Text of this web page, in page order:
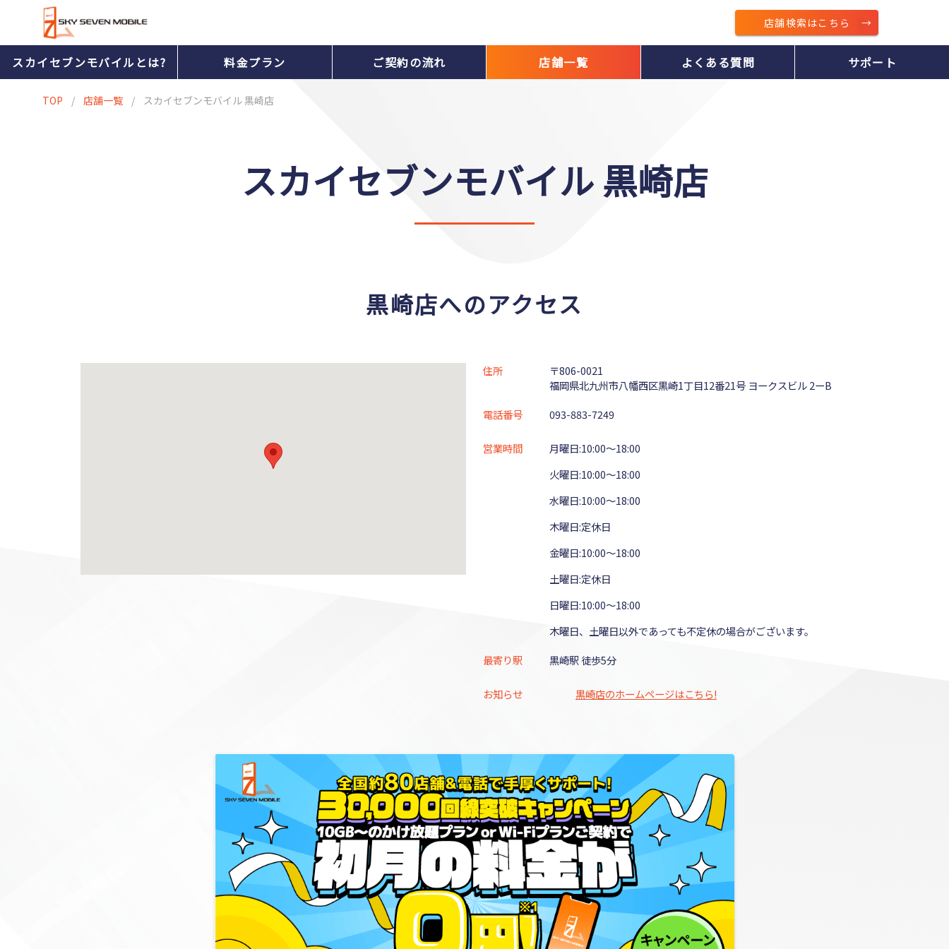
店舗検索はこちら
スカイセブンモバイルとは? 料金プラン ご契約の流れ 店舗一覧 よくある質問 サポート
TOP / 店舗一覧 / スカイセブンモバイル 黒崎店
スカイセブンモバイル 黒崎店
黒崎店へのアクセス
住所
〒806-0021
福岡県北九州市八幡西区黒崎1丁目12番21号 ヨークスビル 2ーB
電話番号
093-883-7249
営業時間
月曜日:10:00～18:00
火曜日:10:00～18:00
水曜日:10:00～18:00
木曜日:定休日
金曜日:10:00～18:00
土曜日:定休日
日曜日:10:00～18:00
木曜日、土曜日以外であっても不定休の場合がございます。
最寄り駅
黒崎駅 徒歩5分
お知らせ 黒崎店のホームページはこちら!